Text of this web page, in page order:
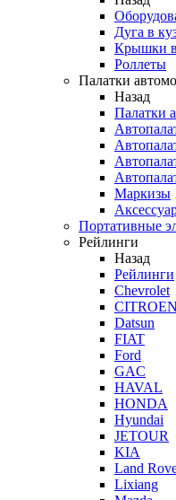
Дуга в
Крышки в
Роллеты
Палатки
Назад
Палатки
Маркизы
Портативные
Рейлинги
Назад
Рейлинги
Chevrolet
CITROEN
Datsun
FIAT
Ford
GAC
HAVAL
HONDA
Hyundai
JETOUR
KIA
Land
Lixiang